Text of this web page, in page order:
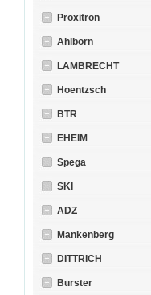
Proxitron
Ahlborn
LAMBRECHT
Hoentzsch
BTR
EHEIM
Spega
SKI
ADZ
Mankenberg
DITTRICH
Burster